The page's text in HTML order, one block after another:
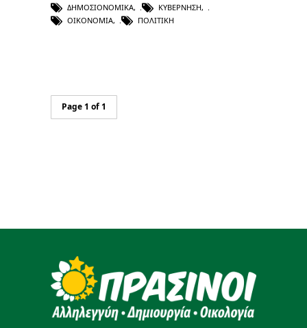
ΔΗΜΟΣΙΟΝΟΜΙΚΆ, ΚΥΒΈΡΝΗΣΗ,
ΟΙΚΟΝΟΜΊΑ, ΠΟΛΙΤΙΚΉ
Page 1 of 1